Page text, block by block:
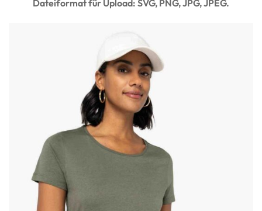
Dateiformat für Upload: SVG, PNG, JPG, JPEG.